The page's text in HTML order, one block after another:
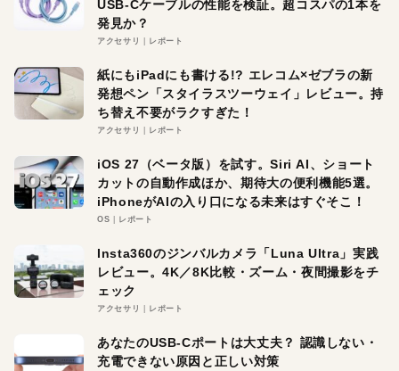
USB-Cケーブルの性能を検証。超コスパの1本を
発見か？
アクセサリ レポート
紙にもiPadにも書ける!? エレコム×ゼブラの新
発想ペン「スタイラスツーウェイ」レビュー。持
ち替え不要がラクすぎた！
アクセサリ レポート
iOS 27（ベータ版）を試す。Siri AI、ショート
カットの自動作成ほか、期待大の便利機能5選。
iPhoneがAIの入り口になる未来はすぐそこ！
OS レポート
Insta360のジンバルカメラ「Luna Ultra」実践
レビュー。4K／8K比較・ズーム・夜間撮影をチ
ェック
アクセサリ レポート
あなたのUSB-Cポートは大丈夫？ 認識しない・
充電できない原因と正しい対策